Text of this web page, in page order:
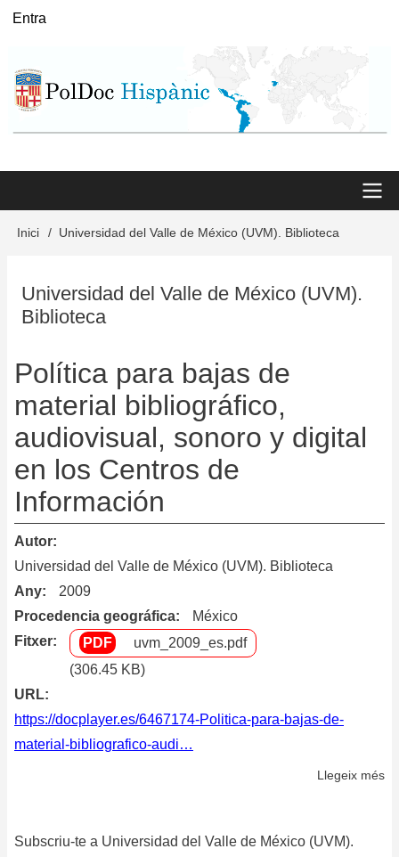
Vés
User
Entra
Main
Inici Universidad del Valle de México (UVM). Biblioteca
Universidad del Valle de México (UVM).
Biblioteca
Política para bajas de
material bibliográfico,
audiovisual, sonoro y digital
en los Centros de
Información
Autor
Universidad del Valle de México (UVM). Biblioteca
Any
2009
Procedencia geográfica
México
Fitxer
uvm_2009_es.pdf
(306.45 KB)
URL
https://docplayer.es/6467174-Politica-para-bajas-de-
material-bibliografico-audi…
Llegeix més
Subscriu-te a Universidad del Valle de México (UVM).